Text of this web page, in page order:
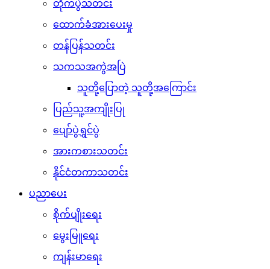
တိုက်ပွဲသတင်း
ထောက်ခံအားပေးမှု
တန်ပြန်သတင်း
သကသအကွဲအပြဲ
သူတို့ပြောတဲ့ သူတို့အကြောင်း
ပြည်သူ့အကျိုးပြု
ပျော်ပွဲရွှင်ပွဲ
အားကစားသတင်း
နိုင်ငံတကာသတင်း
ပညာပေး
စိုက်ပျိုးရေး
မွေးမြူရေး
ကျန်းမာရေး